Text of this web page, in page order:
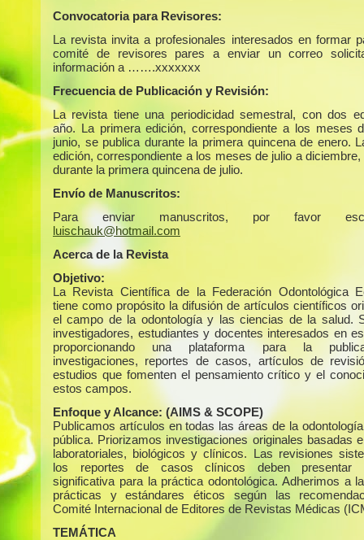
Convocatoria para Revisores:
La revista invita a profesionales interesados en formar
comité de revisores pares a enviar un correo
información a …….xxxxxxx
Frecuencia de Publicación y Revisión:
La revista tiene una periodicidad semestral, con dos
año. La primera edición, correspondiente a los meses
junio, se publica durante la primera quincena de enero.
edición, correspondiente a los meses de julio a
durante la primera quincena de julio.
Envío de Manuscritos:
Para enviar manuscritos, por favor
luischauk@hotmail.com
Acerca de la Revista
Objetivo:
La Revista Científica de la Federación Odontológica
tiene como propósito la difusión de artículos científicos
el campo de la odontología y las ciencias de la salud.
investigadores, estudiantes y docentes interesados en
proporcionando una plataforma para la
investigaciones, reportes de casos, artículos de
estudios que fomenten el pensamiento crítico y el
estos campos.
Enfoque y Alcance: (AIMS & SCOPE)
Publicamos artículos en todas las áreas de la
pública. Priorizamos investigaciones originales basadas
laboratoriales, biológicos y clínicos. Las revisiones
los reportes de casos clínicos deben presentar
significativa para la práctica odontológica. Adherimos a
prácticas y estándares éticos según las
Comité Internacional de Editores de Revistas Médicas
TEMÁTICA